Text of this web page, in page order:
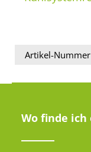
Artikel-
Wo finde ich